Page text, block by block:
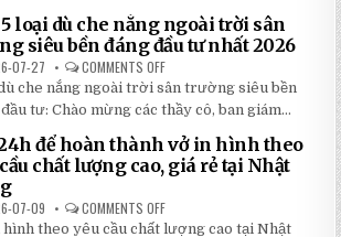
ĐỘNG
QUAY
TAY
TIẾT
2026:
5
BÍ
MẬT
GIÚP
BẠN
TIẾT
KHI
loại dù che nắng ngoài trời sân
siêu bền đáng đầu tư nhất 2026
07-27 COMMENTS OFF
TOP
5
LOẠI
DÙ
CHE
NẮNG
NGOÀI
TRỜI
BỀN
che nắng ngoài trời sân trường siêu bền
tư: Chào mừng các thầy cô, ban giám...
để hoàn thành vở in hình theo
chất lượng cao, giá rẻ tại Nhật
07-09 COMMENTS OFF
CHỈ
hình theo yêu cầu chất lượng cao tại Nhật